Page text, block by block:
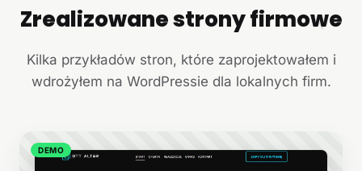
+
Zrealizowane strony firmowe
Kilka przykładów stron, które zaprojektowałem i
wdrożyłem na WordPressie dla lokalnych firm.
DEMO